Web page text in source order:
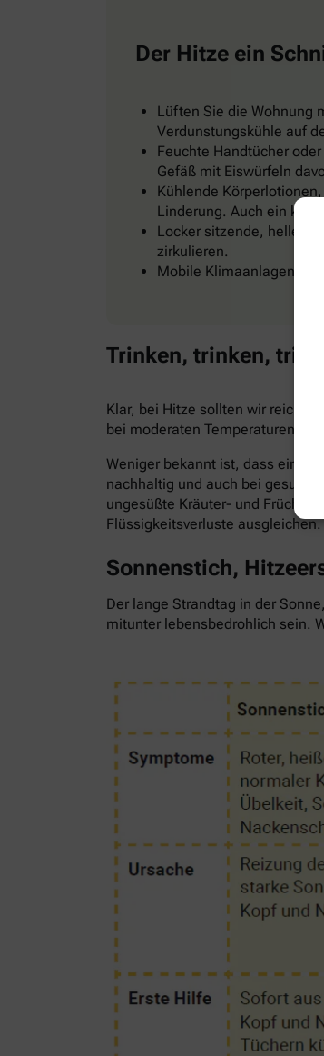
Der Hitze ein
Lüften Sie die Wohnung
Verdunstungskühle auf
Feuchte Handtücher
Gefäß mit Eiswürfeln
Kühlende
Linderung. Auch ein
Locker sitzende, helle
zirkulieren.
Mobile Klimaanlagen
Trinken, trinken,
Klar, bei Hitze sollten wir
bei moderaten Temperaturen.
Weniger bekannt ist, dass ein
nachhaltig und auch bei
ungesüßte Kräuter- und
Flüssigkeitsverluste
Sonnenstich,
Der lange Strandtag in der
mitunter lebensbedrohlich sein.